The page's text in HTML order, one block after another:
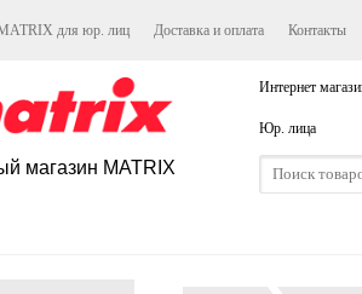
для юр. лиц Доставка и оплата Контакты
магазин MATRIX
Интернет
Юр. лица